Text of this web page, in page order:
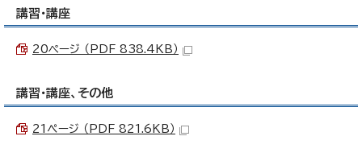
講習・講座
20ページ （PDF 838.4KB）
講習・講座、その他
21ぺージ （PDF 821.6KB）